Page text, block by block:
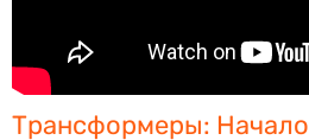
Трансформеры: Начало